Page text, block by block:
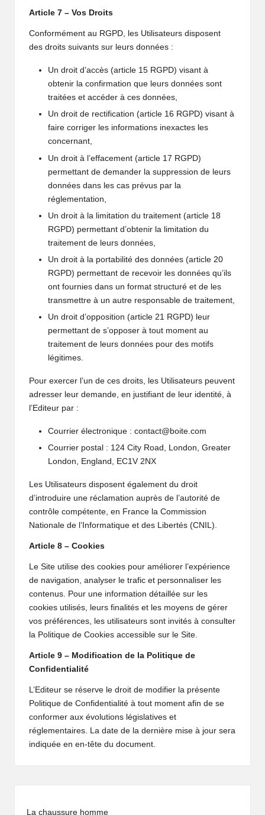
Article 7 – Vos Droits
Conformément au RGPD, les Utilisateurs disposent
des droits suivants sur leurs données :
Un droit d’accès (article 15 RGPD) visant à
obtenir la confirmation que leurs données sont
traitées et accéder à ces données,
Un droit de rectification (article 16 RGPD) visant à
faire corriger les informations inexactes les
concernant,
Un droit à l’effacement (article 17 RGPD)
permettant de demander la suppression de leurs
données dans les cas prévus par la
réglementation,
Un droit à la limitation du traitement (article 18
RGPD) permettant d’obtenir la limitation du
traitement de leurs données,
Un droit à la portabilité des données (article 20
RGPD) permettant de recevoir les données qu’ils
ont fournies dans un format structuré et de les
transmettre à un autre responsable de traitement,
Un droit d’opposition (article 21 RGPD) leur
permettant de s’opposer à tout moment au
traitement de leurs données pour des motifs
légitimes.
Pour exercer l’un de ces droits, les Utilisateurs peuvent
adresser leur demande, en justifiant de leur identité, à
l’Editeur par :
Courrier électronique : contact@boite.com
Courrier postal : 124 City Road, London, Greater
London, England, EC1V 2NX
Les Utilisateurs disposent également du droit
d’introduire une réclamation auprès de l’autorité de
contrôle compétente, en France la Commission
Nationale de l’Informatique et des Libertés (CNIL).
Article 8 – Cookies
Le Site utilise des cookies pour améliorer l’expérience
de navigation, analyser le trafic et personnaliser les
contenus. Pour une information détaillée sur les
cookies utilisés, leurs finalités et les moyens de gérer
vos préférences, les utilisateurs sont invités à consulter
la Politique de Cookies accessible sur le Site.
Article 9 – Modification de la Politique de
Confidentialité
L’Editeur se réserve le droit de modifier la présente
Politique de Confidentialité à tout moment afin de se
conformer aux évolutions législatives et
réglementaires. La date de la dernière mise à jour sera
indiquée en en-tête du document.
La chaussure homme